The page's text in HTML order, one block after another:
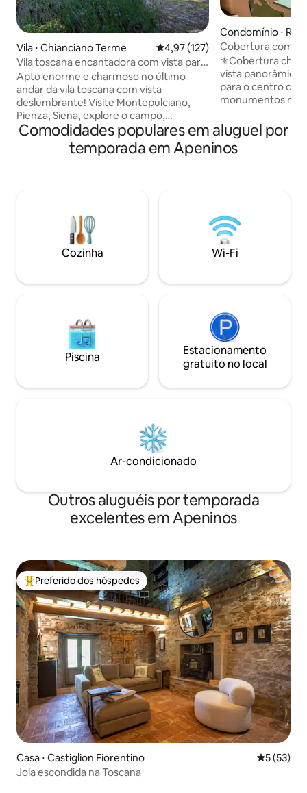
Vila ⋅ Chianciano Terme 4,97 de uma avaliação média de
4,97 (127)
Vila toscana encantadora com vista para
família e amigos
Apto enorme e charmoso no último
andar da vila toscana com vista
deslumbrante! Visite Montepulciano,
Pienza, Siena, explore o campo,
vinhedos e fontes termais, caminhadas
ou e-bike, passeando ou dirigindo! Duas
suítes espaçosas com camas de alta
visitas e degustações na vinícola, aulas
de culinária e jantares privados. NOVA
banheira quente de frente para o topo
verde da colina! Experimente a Toscana
Condomínio ⋅
Cobertura com
os monumentos
⚜️Cobertura
vista panorâmica
para o centro de
monumentos mais
andar do histórico
Montevecchio,
na histórica Via dei
edifício histórico
elevador. O
carregar sua
Comodidades populares em aluguel por
temporada em Apeninos
Cozinha Wi-Fi
Piscina
Estacionamento
gratuito no local
Ar-condicionado
Outros aluguéis por temporada
excelentes em Apeninos
Entre os melhores preferidos dos hóspedes
Preferido dos hóspedes
Casa ⋅ Castiglion Fiorentino 5 de uma
5 (53)
Joia escondida na Toscana